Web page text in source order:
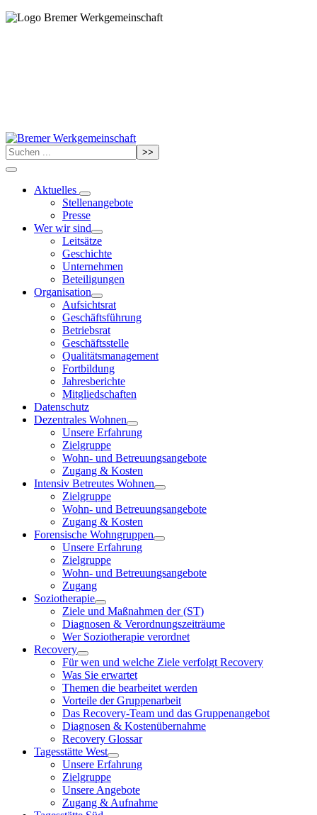
>>
Aktuelles
Stellenangebote
Presse
Wer wir sind
Leitsätze
Geschichte
Unternehmen
Beteiligungen
Organisation
Aufsichtsrat
Geschäftsführung
Betriebsrat
Geschäftsstelle
Qualitätsmanagement
Fortbildung
Jahresberichte
Mitgliedschaften
Datenschutz
Dezentrales Wohnen
Unsere Erfahrung
Zielgruppe
Wohn- und Betreuungsangebote
Zugang & Kosten
Intensiv Betreutes Wohnen
Zielgruppe
Wohn- und Betreuungsangebote
Zugang & Kosten
Forensische Wohngruppen
Unsere Erfahrung
Zielgruppe
Wohn- und Betreuungsangebote
Zugang
Soziotherapie
Ziele und Maßnahmen der (ST)
Diagnosen & Verordnungszeiträume
Wer Soziotherapie verordnet
Recovery
Für wen und welche Ziele verfolgt Recovery
Was Sie erwartet
Themen die bearbeitet werden
Vorteile der Gruppenarbeit
Das Recovery-Team und das Gruppenangebot
Diagnosen & Kostenübernahme
Recovery Glossar
Tagesstätte West
Unsere Erfahrung
Zielgruppe
Unsere Angebote
Zugang & Aufnahme